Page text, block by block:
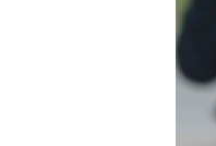
ПОГЛЯД З ВАШИНГТОНА